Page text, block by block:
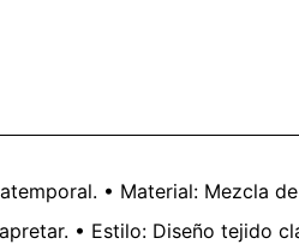
• Material: Mezcla
• Estilo: Diseño tejido